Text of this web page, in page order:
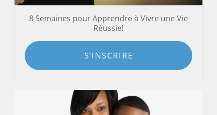
8 Semaines pour Apprendre à Vivre une Vie
Réussie!
S'INSCRIRE